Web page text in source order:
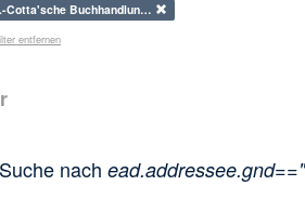
Cotta'sche Buchhandlun…
entfernen
nach